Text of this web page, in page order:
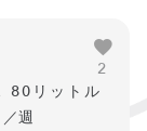
80リットル
／週
2